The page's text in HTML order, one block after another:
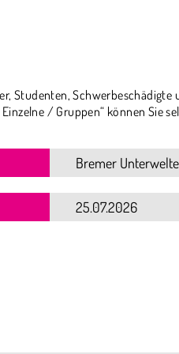
Studenten, Schwerbeschädigte
/ Gruppen“ können Sie